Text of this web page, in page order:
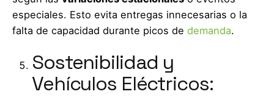
especiales. Esto evita entregas innecesarias o la
falta de capacidad durante picos de demanda.
Sostenibilidad y
Vehículos Eléctricos: